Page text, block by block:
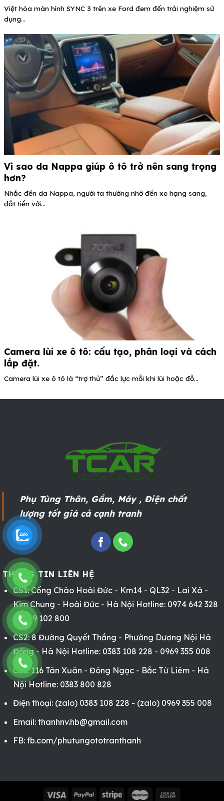
Việt hóa màn hình SYNC 3 trên xe Ford đem đến trải nghiệm sử
dụng...
Vì sao da Nappa giúp ô tô trở nên sang trọng
hơn?
Nhắc đến da Nappa, người ta thường nhớ đến xe hạng sang,
đắt tiền với...
Camera lùi xe ô tô: cấu tạo, phân loại và cách
lắp đặt.
Camera lùi xe ô tô là “trợ thủ” đắc lực mỗi khi lùi hoặc đỗ...
Phụ Tùng Thân, Gầm, Máy , Điện chất
lượng tốt giá cả cạnh tranh
THÔNG TIN LIÊN HỆ
CS1: Cổng Chào Hoài Đức - Km14 - QL32 - Lai Xá -
Kim Chung - Hoài Đức - Hà Nội Hotline: 0974 642 328
- 0969 102 800
CS2: 8 Đường Quyết Thắng - Phường Dương Nội Hà
Đông - Hà Nội Hotline: 0383 108 228 - 0969 355 008
CS3: 116 Tân Xuân - Đông Ngạc - Bắc Từ Liêm - Hà
Nội Hotline: 0383 800 828
Điện thoại: (zalo) 0383 108 228 - (zalo) 0969 355 008
Email: thanhnv.hb@gmail.com
FB: fb.com/phutungototranthanh